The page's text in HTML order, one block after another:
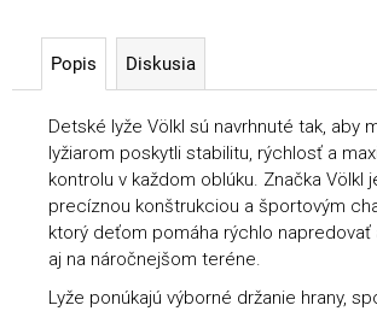
Popis Diskusia
Detské lyže Völkl sú navrhnuté tak, aby
lyžiarom poskytli stabilitu, rýchlosť a
kontrolu v každom oblúku. Značka Völkl
precíznou konštrukciou a športovým
ktorý deťom pomáha rýchlo napredovať
aj na náročnejšom teréne.
Lyže ponúkajú výborné držanie hrany,